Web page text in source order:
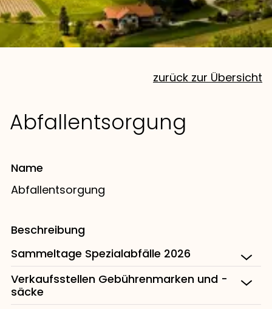
zurück zur Übersicht
Abfallentsorgung
Name
Abfallentsorgung
Beschreibung
Sammeltage Spezialabfälle 2026
Verkaufsstellen Gebührenmarken und -
säcke